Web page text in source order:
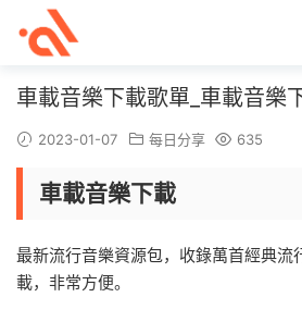
車載音樂下載歌單_車載音樂
2023-01-07 每日分享 635
車載音樂下載
最新流行音樂資源包，收錄萬首經典流
載，非常方便。